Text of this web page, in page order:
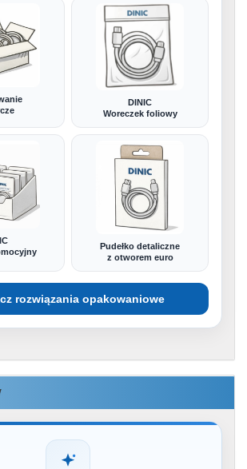
DINIC
Woreczek foliowy
Pudełko detaliczne
z otworem euro
rozwiązania opakowaniowe